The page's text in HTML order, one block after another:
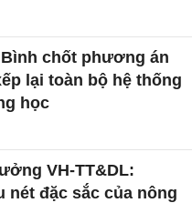
chốt phương án
lại toàn bộ hệ thống
học
VH-TT&DL:
nét đặc sắc của nông